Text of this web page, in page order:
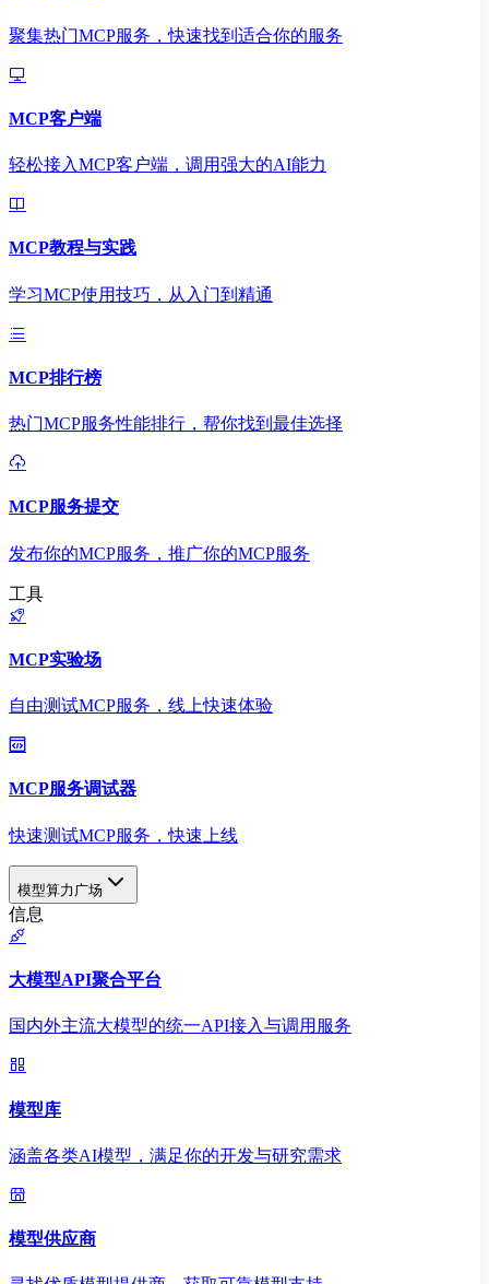
聚集热门MCP服务，快速找到适合你的服务
MCP客户端
轻松接入MCP客户端，调用强大的AI能力
MCP教程与实践
学习MCP使用技巧，从入门到精通
MCP排行榜
热门MCP服务性能排行，帮你找到最佳选择
MCP服务提交
发布你的MCP服务，推广你的MCP服务
工具
MCP实验场
自由测试MCP服务，线上快速体验
MCP服务调试器
快速测试MCP服务，快速上线
模型算力广场
信息
大模型API聚合平台
国内外主流大模型的统一API接入与调用服务
模型库
涵盖各类AI模型，满足你的开发与研究需求
模型供应商